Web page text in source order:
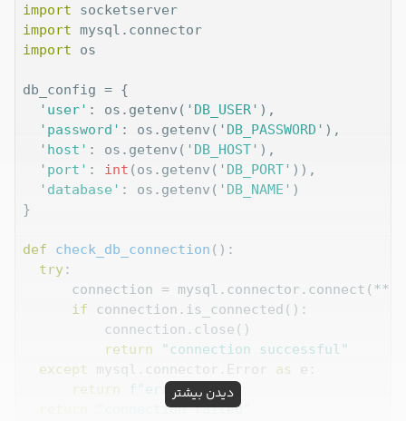
import
socketserver
import
mysql.connector
import os
db_config = {
'user' : os.getenv( 'DB_USER' ),
'password' : os.getenv( 'DB_PASSWORD' ),
'host' : os.getenv( 'DB_HOST' ),
'port' : int (os.getenv( 'DB_PORT' )),
'database' : os.getenv( 'DB_NAME' )
}
def check_db_connection ():
try:
connection =
if connection.is_connected():
          connection.close()
return
"connection successful"
except mysql.connector.Error as e:
return
f"error: {e} "
"connection failed"
دیدن بیشتر